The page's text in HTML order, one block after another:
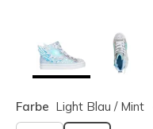
Farbe Light Blau / Mint